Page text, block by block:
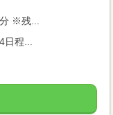
※残...
日程...